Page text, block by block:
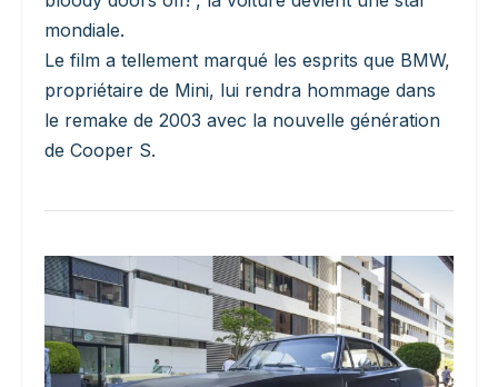
mondiale.
Le film a tellement marqué les esprits que BMW,
propriétaire de Mini, lui rendra hommage dans
le remake de 2003 avec la nouvelle génération
de Cooper S.